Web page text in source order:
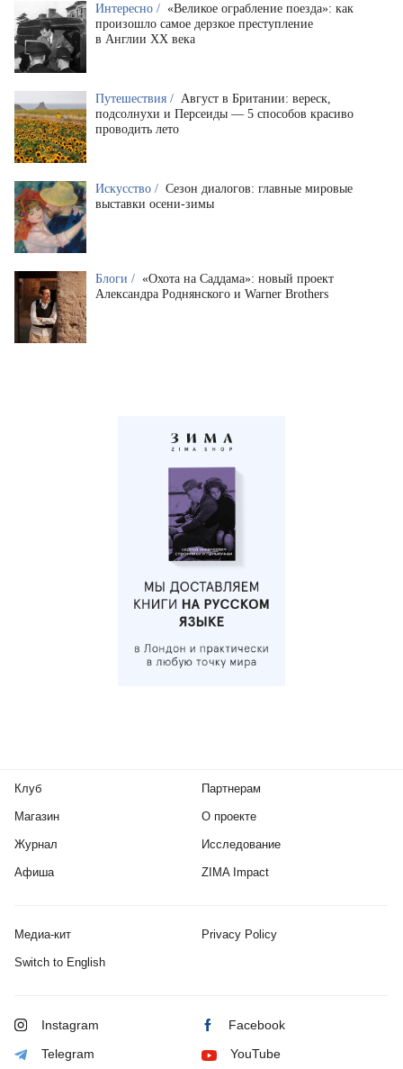
Интересно / «Великое ограбление поезда»: как
произошло самое дерзкое преступление
в Англии XX века
Путешествия / Август в Британии: вереск,
подсолнухи и Персеиды — 5 способов красиво
проводить лето
Искусство / Сезон диалогов: главные мировые
выставки осени-зимы
Блоги / «Охота на Саддама»: новый проект
Александра Роднянского и Warner Brothers
Клуб
Магазин
Журнал
Афиша
Партнерам
О проекте
Исследование
ZIMA Impact
Медиа-кит Privacy Policy
Switch to English
Instagram Facebook
Telegram YouTube